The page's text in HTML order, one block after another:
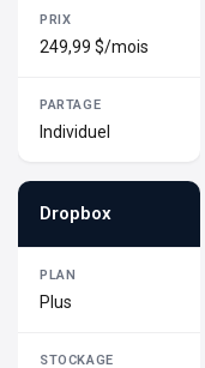
249,99 $/mois
Individuel
Dropbox
Plus